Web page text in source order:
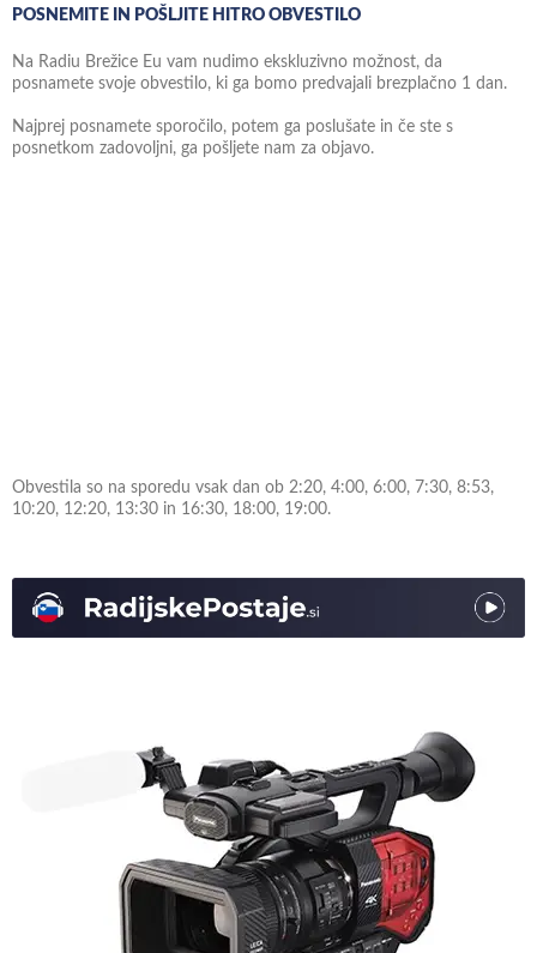
POSNEMITE IN POŠLJITE HITRO OBVESTILO
Na Radiu Brežice Eu vam nudimo ekskluzivno možnost, da
posnamete svoje obvestilo, ki ga bomo predvajali brezplačno 1 dan.
Najprej posnamete sporočilo, potem ga poslušate in če ste s
posnetkom zadovoljni, ga pošljete nam za objavo.
Obvestila so na sporedu vsak dan ob 2:20, 4:00, 6:00, 7:30, 8:53,
10:20, 12:20, 13:30 in 16:30, 18:00, 19:00.